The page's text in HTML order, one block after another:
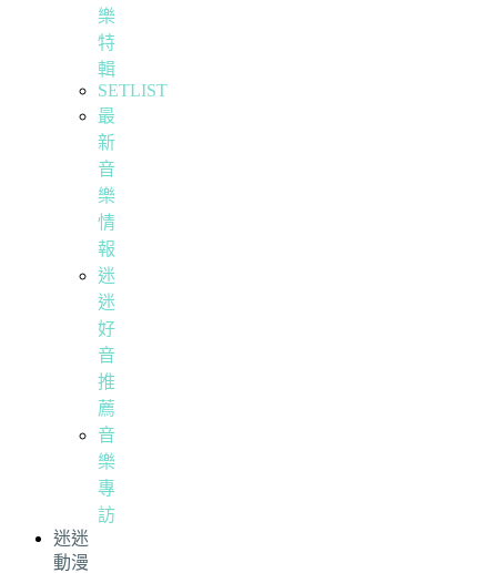
樂
特
輯
SETLIST
最
新
音
樂
情
報
迷
迷
好
音
推
薦
音
樂
專
訪
迷迷
動漫